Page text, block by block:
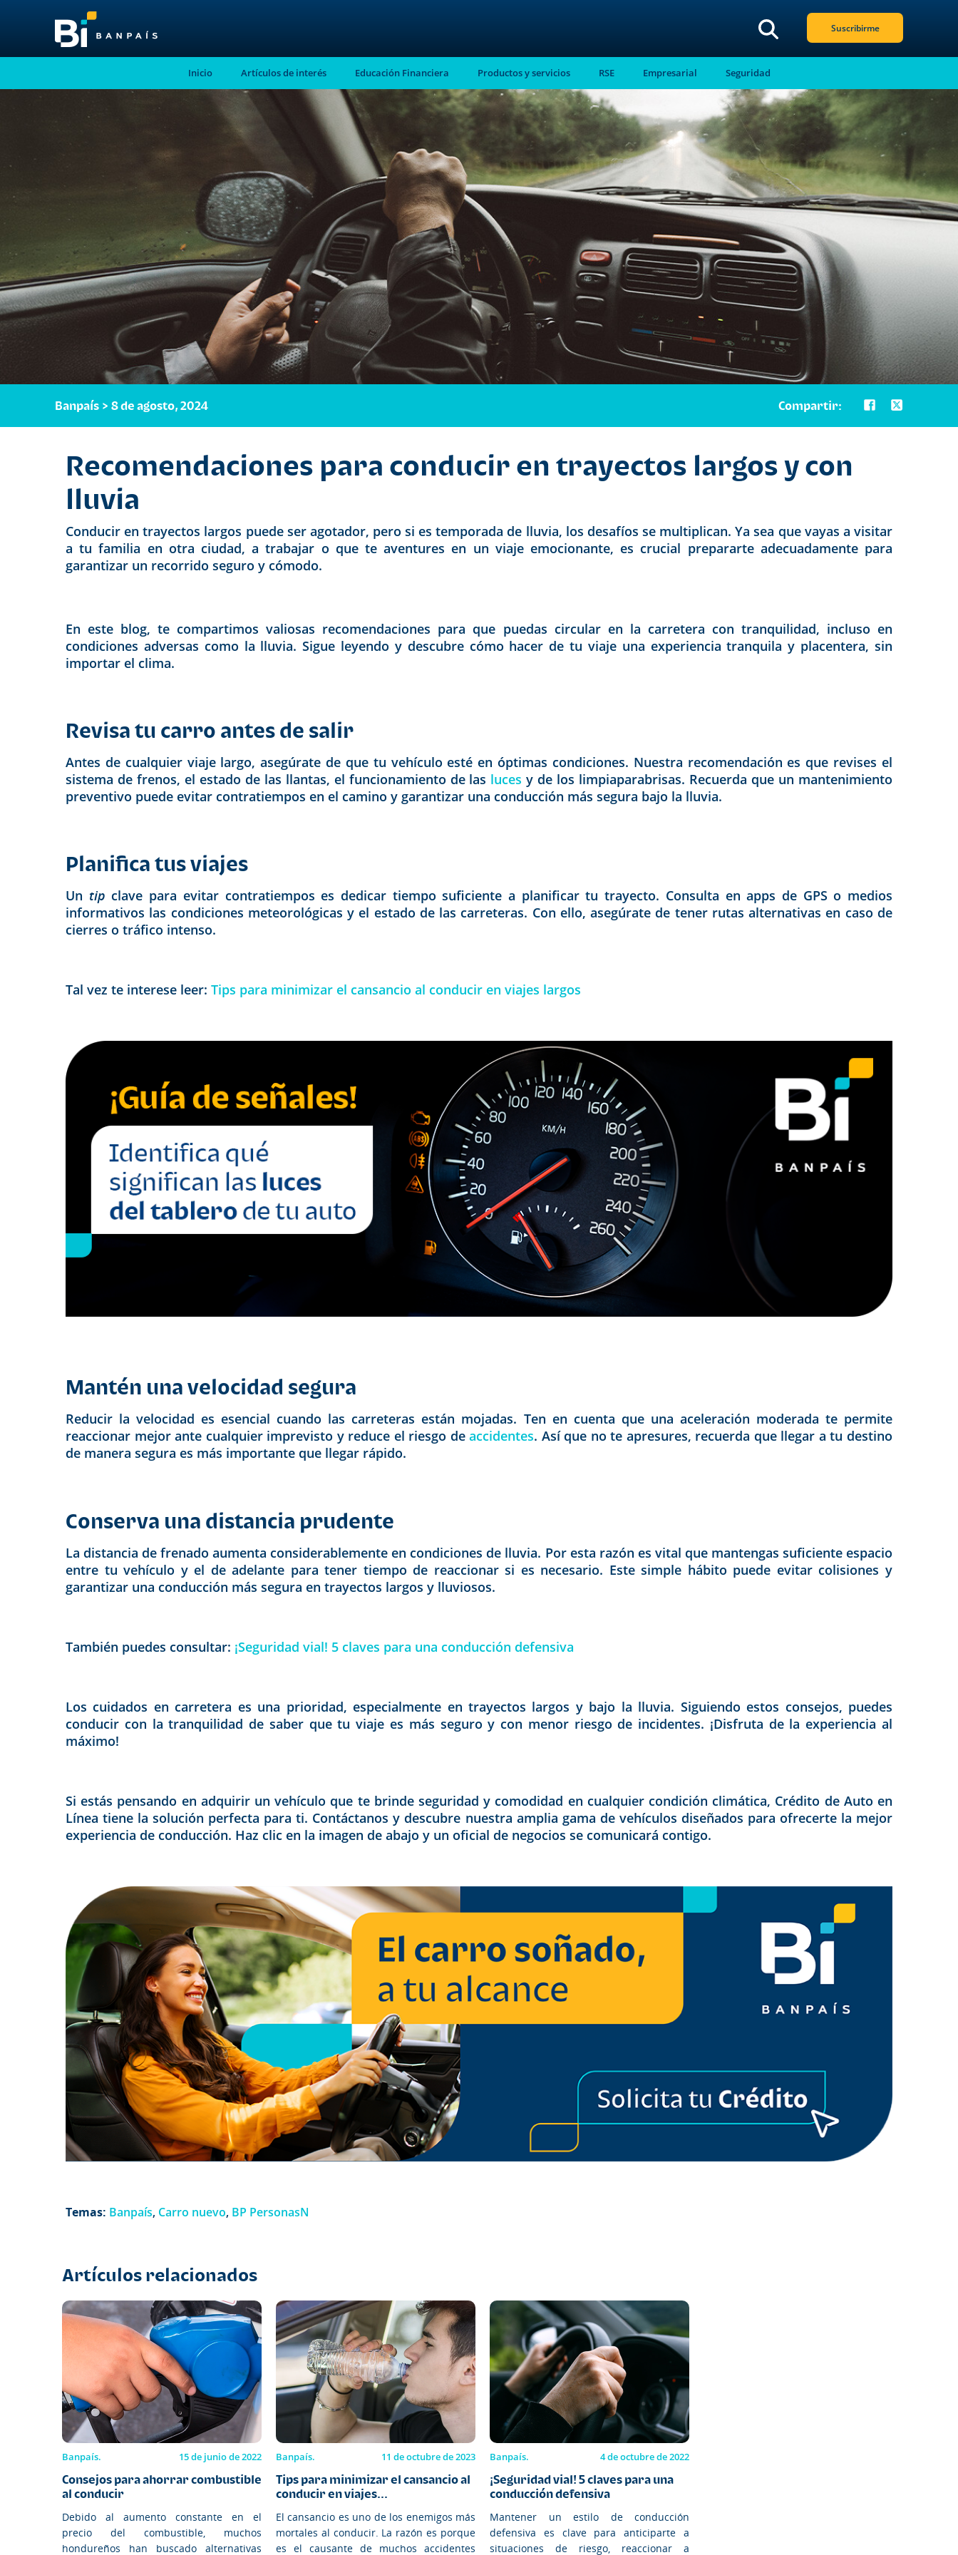
Suscribirme
¡No te pierdas nuestro
nuevo contenido!
Suscríbete a nuestro blog y recibe mensualmente en tu
correo electrónico, las noticias más relevantes.
Inicio Artículos de interés Educación Financiera Productos y servicios RSE Empresarial Seguridad
Banpaís > 8 de agosto, 2024 Compartir:
Recomendaciones para conducir en trayectos largos y con
lluvia
Conducir en trayectos largos puede ser agotador, pero si es temporada de lluvia, los desafíos se multiplican. Ya sea que vayas a visitar
a tu familia en otra ciudad, a trabajar o que te aventures en un viaje emocionante, es crucial prepararte adecuadamente para
garantizar un recorrido seguro y cómodo.
En este blog, te compartimos valiosas recomendaciones para que puedas circular en la carretera con tranquilidad, incluso en
condiciones adversas como la lluvia. Sigue leyendo y descubre cómo hacer de tu viaje una experiencia tranquila y placentera, sin
importar el clima.
Revisa tu carro antes de salir
Antes de cualquier viaje largo, asegúrate de que tu vehículo esté en óptimas condiciones. Nuestra recomendación es que revises el
sistema de frenos, el estado de las llantas, el funcionamiento de las luces y de los limpiaparabrisas. Recuerda que un mantenimiento
preventivo puede evitar contratiempos en el camino y garantizar una conducción más segura bajo la lluvia.
Planifica tus viajes
Un tip clave para evitar contratiempos es dedicar tiempo suficiente a planificar tu trayecto. Consulta en apps de GPS o medios
informativos las condiciones meteorológicas y el estado de las carreteras. Con ello, asegúrate de tener rutas alternativas en caso de
cierres o tráfico intenso.
Tal vez te interese leer: Tips para minimizar el cansancio al conducir en viajes largos
Mantén una velocidad segura
Reducir la velocidad es esencial cuando las carreteras están mojadas. Ten en cuenta que una aceleración moderada te permite
reaccionar mejor ante cualquier imprevisto y reduce el riesgo deaccidentes. Así que no te apresures, recuerda que llegar a tu destino
de manera segura es más importante que llegar rápido.
Conserva una distancia prudente
La distancia de frenado aumenta considerablemente en condiciones de lluvia. Por esta razón es vital que mantengas suficiente espacio
entre tu vehículo y el de adelante para tener tiempo de reaccionar si es necesario. Este simple hábito puede evitar colisiones y
garantizar una conducción más segura en trayectos largos y lluviosos.
También puedes consultar: ¡Seguridad vial! 5 claves para una conducción defensiva
Los cuidados en carretera es una prioridad, especialmente en trayectos largos y bajo la lluvia. Siguiendo estos consejos, puedes
conducir con la tranquilidad de saber que tu viaje es más seguro y con menor riesgo de incidentes. ¡Disfruta de la experiencia al
máximo!
Si estás pensando en adquirir un vehículo que te brinde seguridad y comodidad en cualquier condición climática, Crédito de Auto en
Línea tiene la solución perfecta para ti. Contáctanos y descubre nuestra amplia gama de vehículos diseñados para ofrecerte la mejor
experiencia de conducción. Haz clic en la imagen de abajo y un oficial de negocios se comunicará contigo.
Temas: Banpaís, Carro nuevo, BP PersonasN
Artículos relacionados
Banpaís. 15 de junio de 2022
Consejos para ahorrar combustible
al conducir
Debido al aumento constante en el
precio del combustible, muchos
hondureños han buscado alternativas
Banpaís. 11 de octubre de 2023
Tips para minimizar el cansancio al
conducir en viajes...
El cansancio es uno de los enemigos más
mortales al conducir. La razón es porque
es el causante de muchos accidentes
Banpaís. 4 de octubre de 2022
¡Seguridad vial! 5 claves para una
conducción defensiva
Mantener un estilo de conducción
defensiva es clave para anticiparte a
situaciones de riesgo, reaccionar a